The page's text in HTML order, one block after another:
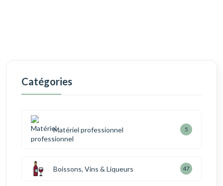
Catégories
Matériel professionnel 5
Boissons, Vins & Liqueurs 47